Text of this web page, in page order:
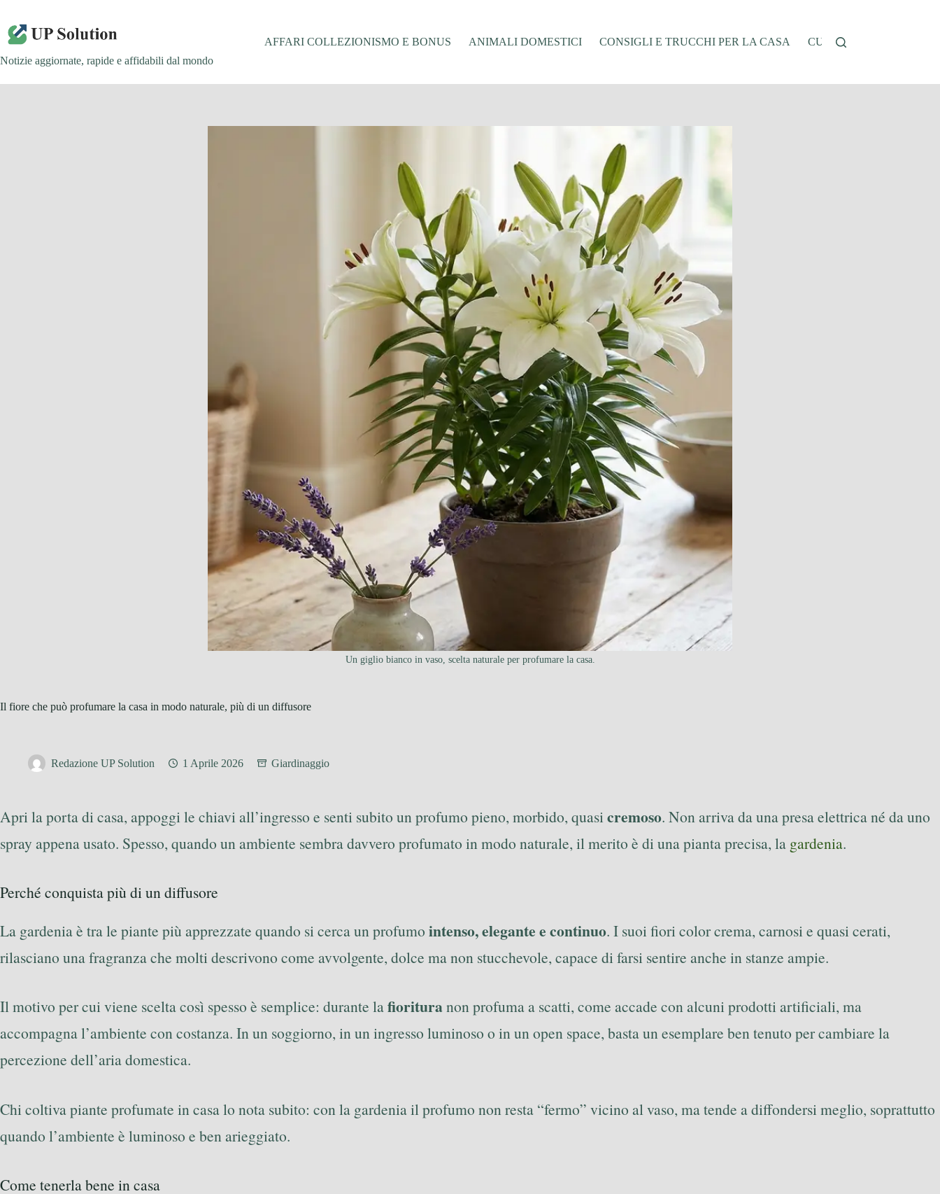
contenuto
Notizie aggiornate, rapide e affidabili dal mondo
AFFARI COLLEZIONISMO E BONUS ANIMALI DOMESTICI CONSIGLI E TRUCCHI PER LA CASA CUCINA E RICETTE
Un giglio bianco in vaso, scelta naturale per profumare la casa.
Il fiore che può profumare la casa in modo naturale, più di un diffusore
Redazione UP Solution 1 Aprile 2026 Giardinaggio
Apri la porta di casa, appoggi le chiavi all’ingresso e senti subito un profumo pieno, morbido, quasicremoso. Non arriva da una presa elettrica né da uno
spray appena usato. Spesso, quando un ambiente sembra davvero profumato in modo naturale, il merito è di una pianta precisa, la gardenia.
Perché conquista più di un diffusore
La gardenia è tra le piante più apprezzate quando si cerca un profumo intenso, elegante e continuo. I suoi fiori color crema, carnosi e quasi cerati,
rilasciano una fragranza che molti descrivono come avvolgente, dolce ma non stucchevole, capace di farsi sentire anche in stanze ampie.
Il motivo per cui viene scelta così spesso è semplice: durante lafiorituranon profuma a scatti, come accade con alcuni prodotti artificiali, ma
accompagna l’ambiente con costanza. In un soggiorno, in un ingresso luminoso o in un open space, basta un esemplare ben tenuto per cambiare la
percezione dell’aria domestica.
Chi coltiva piante profumate in casa lo nota subito: con la gardenia il profumo non resta “fermo” vicino al vaso, ma tende a diffondersi meglio, soprattutto
quando l’ambiente è luminoso e ben arieggiato.
Come tenerla bene in casa